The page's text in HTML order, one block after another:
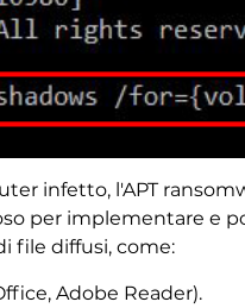
infetto, l'APT
per implementare e
file diffusi, come:
Adobe Reader).